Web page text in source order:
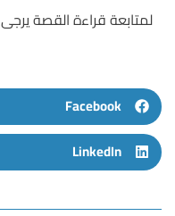
لمتابعة قراءة القصة يرجى
Facebook
LinkedIn